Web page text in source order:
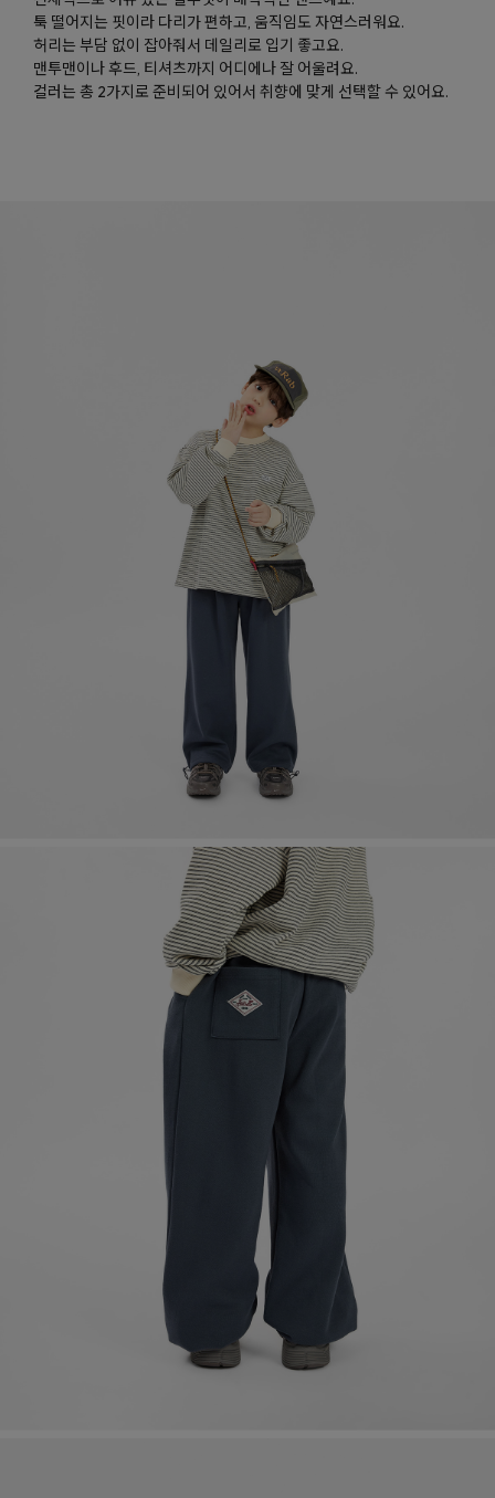
툭 떨어지는 핏이라 다리가 편하고, 움직임도 자연스러워요.
허리는 부담 없이 잡아줘서 데일리로 입기 좋고요.
맨투맨이나 후드, 티셔츠까지 어디에나 잘 어울려요.
컬러는 총 2가지로 준비되어 있어서 취향에 맞게 선택할 수 있어요.